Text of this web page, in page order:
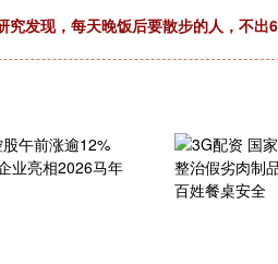
究发现，每天晚饭后要散步的人，不出